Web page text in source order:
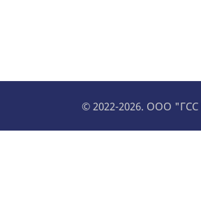
© 2022-2026. ООО